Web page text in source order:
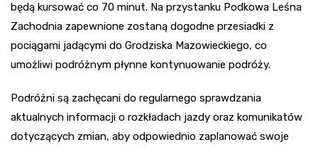
będą kursować co 70 minut. Na przystanku Podkowa Leśna
Zachodnia zapewnione zostaną dogodne przesiadki z
pociągami jadącymi do Grodziska Mazowieckiego, co
umożliwi podróżnym płynne kontynuowanie podróży.
Podróżni są zachęcani do regularnego sprawdzania
aktualnych informacji o rozkładach jazdy oraz komunikatów
dotyczących zmian, aby odpowiednio zaplanować swoje